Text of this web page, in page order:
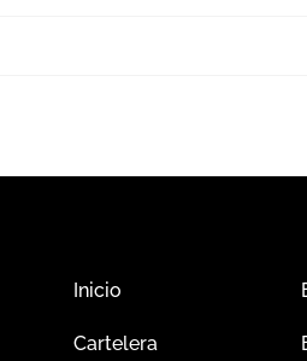
Inicio
Cartelera